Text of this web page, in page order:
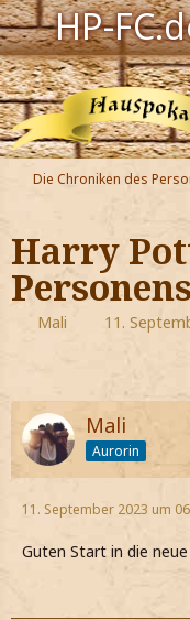
HP-
Navigation
Harry
Der HP-
Jetzt
Die Chroniken des
Harry
Mali 11.
Mali
Aurorin
11. September 2023 um
Guten Start in die